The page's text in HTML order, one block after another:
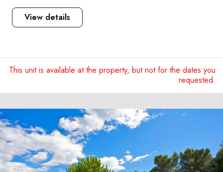
View details
This unit is available at the property, but not for the dates you
requested.